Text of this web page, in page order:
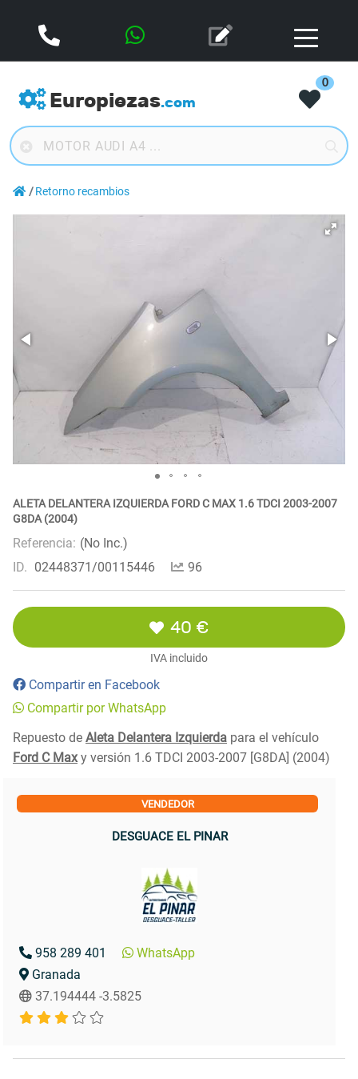
Europiezas.com
0
Retorno recambios
ALETA DELANTERA IZQUIERDA FORD C MAX 1.6 TDCI 2003-2007
G8DA (2004)
Referencia: (No Inc.)
ID. 02448371/00115446 96
40 €
IVA incluido
Compartir en Facebook
Compartir por WhatsApp
Repuesto de Aleta Delantera Izquierda para el vehículo
Ford C Maxy versión 1.6 TDCI 2003-2007 [G8DA] (2004)
VENDEDOR
DESGUACE EL PINAR
958 289 401
WhatsApp
Granada
37.194444 -3.5825